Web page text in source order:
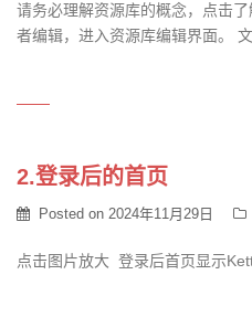
请务必理解资源库的概念，点击
者编辑，进入资源库编辑界面。
2.登录后的首页
Posted on 2024年11月29日
点击图片放大 登录后首页显示